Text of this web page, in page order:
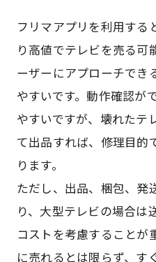
フリマアプリを利用する
り高値でテレビを売る可
ーザーにアプローチでき
やすいです。動作確認が
やすいですが、壊れたテ
て出品すれば、修理目的
ります。
ただし、出品、梱包、発
り、大型テレビの場合は
コストを考慮することが
に売れるとは限らず、す